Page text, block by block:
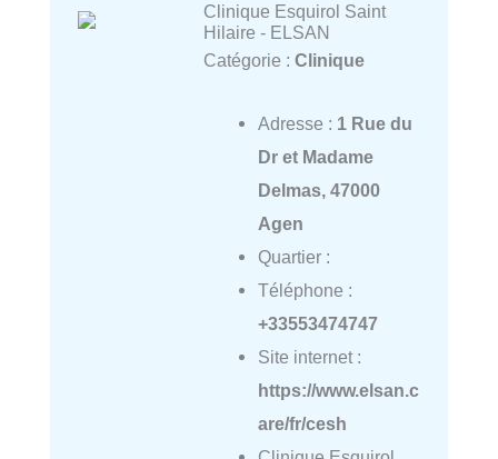
Clinique Esquirol Saint
Hilaire - ELSAN
Catégorie : Clinique
Adresse : 1 Rue du
Dr et Madame
Delmas, 47000
Agen
Quartier :
Téléphone :
+33553474747
Site internet :
https://www.elsan.c
are/fr/cesh